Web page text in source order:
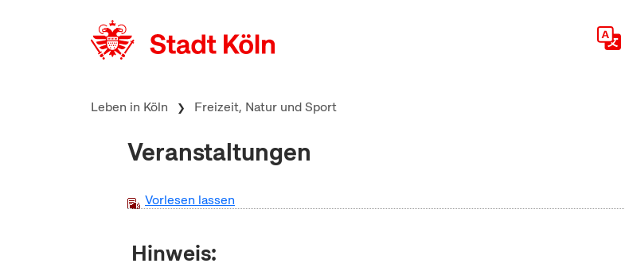
Leben in Köln Freizeit, Natur und Sport
Veranstaltungen
Vorlesen lassen
Hinweis: